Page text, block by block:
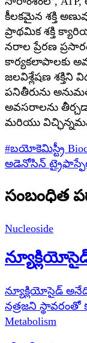
కీలకమైన శక్తి
ప్రాథమిక శక్తి
నరాల ప్రేరణ
కార్యకలాపాలకు
జలవిశ్లేషణ శక్తిని
పనితీరును
అవసరాలను
మరియు
#బయోకెమిస్ట్రీ
అడెనోసిన్
సంబంధిత
Nucleoside
న్యూక్లియోసైడ్
నత్రజని స్థావరంతో
Metabolism